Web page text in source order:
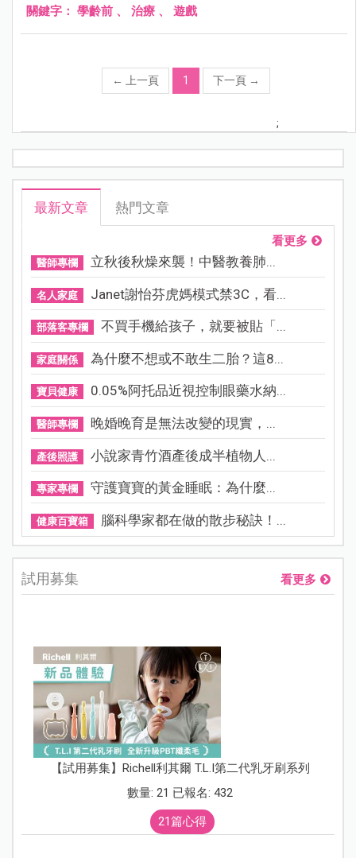
關鍵字： 學齡前 、 治療 、 遊戲
← 上一頁 1 下一頁 →
;
最新文章 熱門文章
看更多
醫師專欄 立秋後秋燥來襲！中醫教養肺...
名人家庭 Janet謝怡芬虎媽模式禁3C，看...
部落客專欄 不買手機給孩子，就要被貼「...
家庭關係 為什麼不想或不敢生二胎？這8...
寶貝健康 0.05%阿托品近視控制眼藥水納...
醫師專欄 晚婚晚育是無法改變的現實，...
產後照護 小說家青竹酒產後成半植物人...
專家專欄 守護寶寶的黃金睡眠：為什麼...
健康百寶箱 腦科學家都在做的散步秘訣！...
試用募集 看更多
【試用募集】Richell利其爾 T.L.I第二代乳牙刷系列
數量: 21 已報名: 432
21篇心得